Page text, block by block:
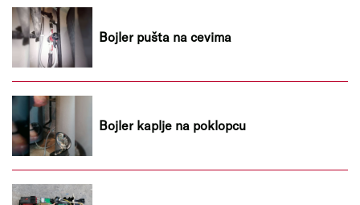
Bojler pušta na cevima
Bojler kaplje na poklopcu